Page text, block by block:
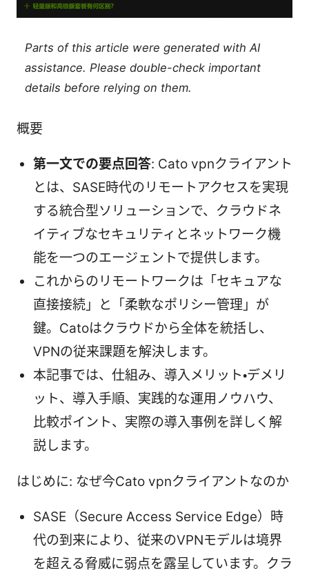
Parts of this article were generated with AI
assistance. Please double-check important
details before relying on them.
概要
第一文での要点回答: Cato vpnクライアント
とは、SASE時代のリモートアクセスを実現
する統合型ソリューションで、クラウドネ
イティブなセキュリティとネットワーク機
能を一つのエージェントで提供します。
これからのリモートワークは「セキュアな
直接接続」と「柔軟なポリシー管理」が
鍵。Catoはクラウドから全体を統括し、
VPNの従来課題を解決します。
本記事では、仕組み、導入メリット・デメリ
ット、導入手順、実践的な運用ノウハウ、
比較ポイント、実際の導入事例を詳しく解
説します。
はじめに: なぜ今Cato vpnクライアントなのか
SASE（Secure Access Service Edge）時
代の到来により、従来のVPNモデルは境界
を超える脅威に弱点を露呈しています。クラ